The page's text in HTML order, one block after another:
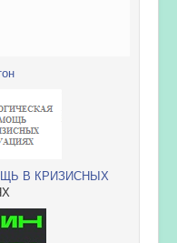
В КРИЗИСНЫХ